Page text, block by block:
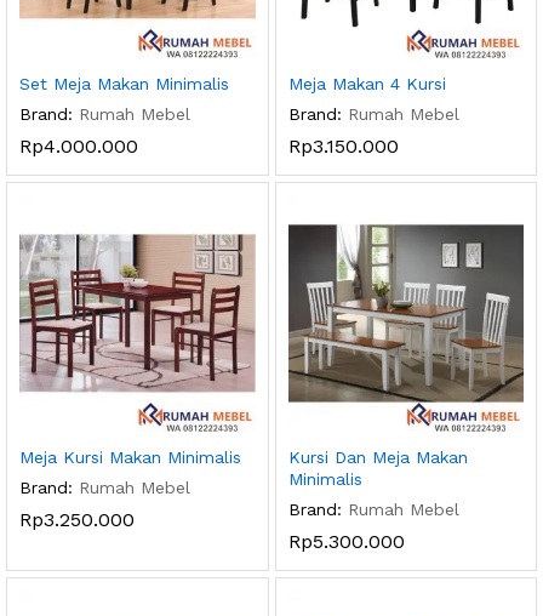
Set Meja Makan Minimalis
Brand: Rumah Mebel
Rp4.000.000
Meja Makan 4 Kursi
Brand: Rumah Mebel
Rp3.150.000
Meja Kursi Makan Minimalis
Brand: Rumah Mebel
Rp3.250.000
Kursi Dan Meja Makan
Minimalis
Brand: Rumah Mebel
Rp5.300.000